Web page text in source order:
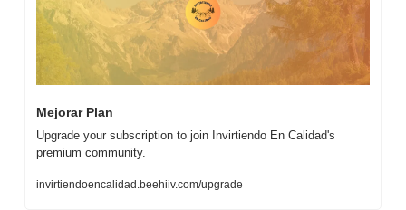
Mejorar Plan
Upgrade your subscription to join Invirtiendo En Calidad's
premium community.
invirtiendoencalidad.beehiiv.com/upgrade